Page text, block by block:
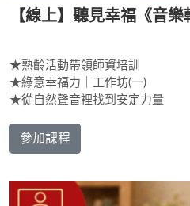
【線上】聽見幸福《音樂
★熟齡活動帶領師資培訓
★綠意幸福力｜工作坊(一)
★從自然聲音裡找到安定力量
參加課程